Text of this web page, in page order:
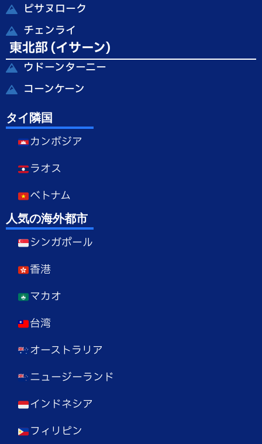
ピサヌローク
チェンライ
東北部 (イサーン)
ウドーンターニー
コーンケーン
タイ隣国
カンボジア
ラオス
ベトナム
人気の海外都市
シンガポール
香港
マカオ
台湾
オーストラリア
ニュージーランド
インドネシア
フィリピン